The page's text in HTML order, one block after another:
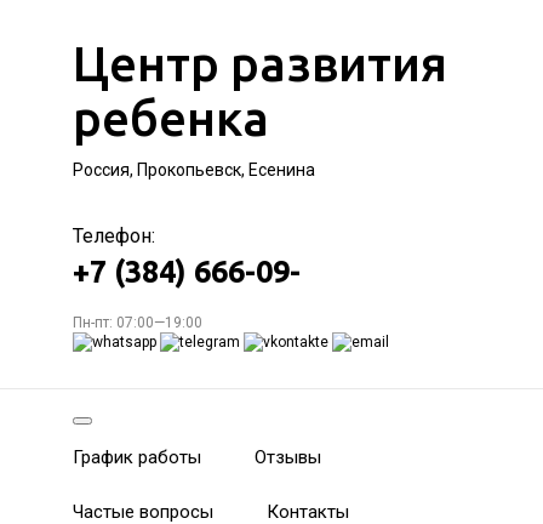
Центр развития
ребенка
Россия, Прокопьевск, Есенина
Телефон:
+7 (384) 666-09-
Пн-пт: 07:00—19:00
График работы Отзывы
Частые вопросы Контакты